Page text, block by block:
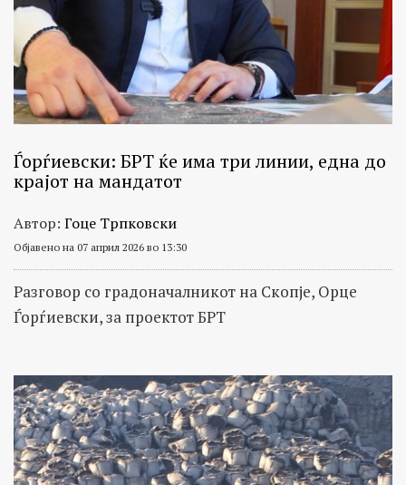
Ѓорѓиевски: БРТ ќе има три линии, една до
крајот на мандатот
Автор: Гоце Трпковски
Објавено на 07 април 2026 во 13:30
Разговор со градоначалникот на Скопје, Орце
Ѓорѓиевски, за проектот БРТ